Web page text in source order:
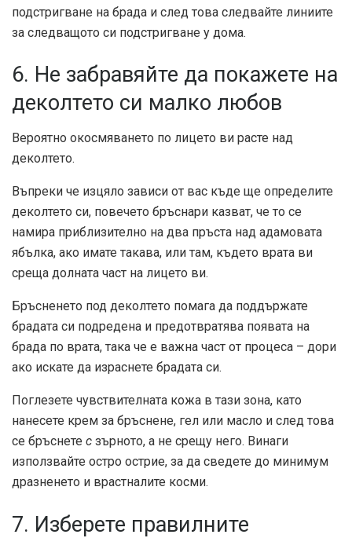
подстригване на брада и след това следвайте линиите
за следващото си подстригване у дома.
6. Не забравяйте да покажете на
деколтето си малко любов
Вероятно окосмяването по лицето ви расте над
деколтето.
Въпреки че изцяло зависи от вас къде ще определите
деколтето си, повечето бръснари казват, че то се
намира приблизително на два пръста над адамовата
ябълка, ако имате такава, или там, където врата ви
среща долната част на лицето ви.
Бръсненето под деколтето помага да поддържате
брадата си подредена и предотвратява появата на
брада по врата, така че е важна част от процеса – дори
ако искате да израснете брадата си.
Поглезете чувствителната кожа в тази зона, като
нанесете крем за бръснене, гел или масло и след това
се бръснете с зърното, а не срещу него. Винаги
използвайте остро острие, за да сведете до минимум
дразненето и врастналите косми.
7. Изберете правилните